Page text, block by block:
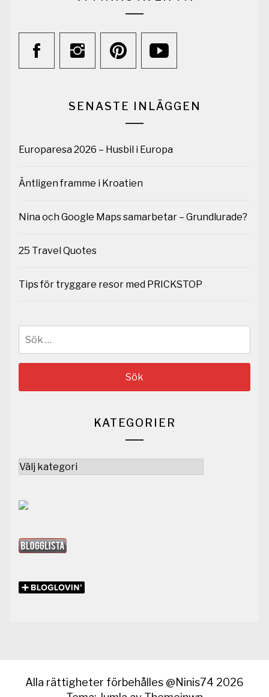
SENASTE INLÄGGEN
Europaresa 2026 – Husbil i Europa
Äntligen framme i Kroatien
Nina och Google Maps samarbetar – Grundlurade?
25 Travel Quotes
Tips för tryggare resor med PRICKSTOP
KATEGORIER
Kategorier
Alla rättigheter förbehålles @Ninis74 2026